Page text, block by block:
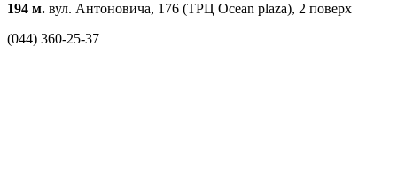
194 м. вул. Антоновича, 176 (ТРЦ Ocean plaza), 2 поверх
(044) 360-25-37